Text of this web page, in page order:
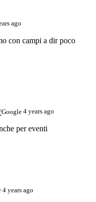
ago
con campi a dir poco
4 years ago
per eventi
4 years ago